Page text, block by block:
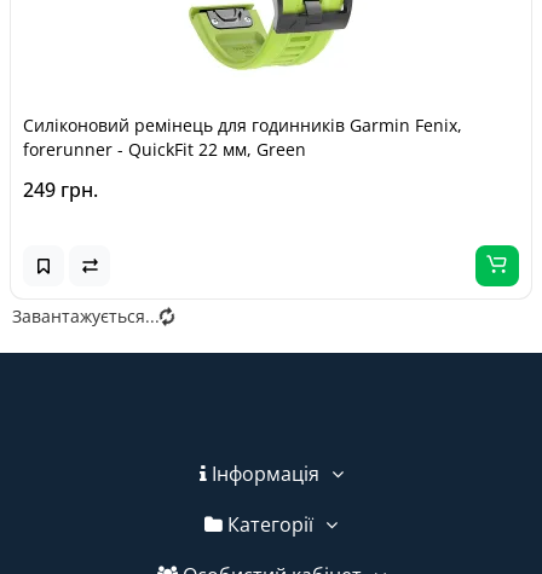
Силіконовий ремінець для годинників Garmin Fenix,
forerunner - QuickFit 22 мм, Green
249 грн.
Завантажується...
Інформація
Категорії